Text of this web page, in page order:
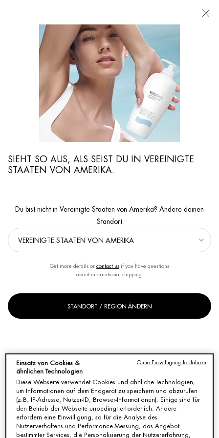
Ich suche nach ...
ECO BEAUTY SCORE
BIOTHERMSETZT SICH DAFÜR
EIN, DIE
UMWELTAUSWIRKUNGEN
SEINER PRODUKTE
KONTINUIERLICH ZU
Initiative, die über 70 Unternehmen und Verbände der
Kosmetikbranche zusammenbringt, um Verbraucherinnen und
Verbrauchern zu informierten Entscheidungen zu verhelfen. Dank
einer wissenschaftlich fundierten und unabhängig verifizierten
Messung des ökologischen Fußabdrucks können wir die
Umweltleistung Ihrer Lieblingsprodukte von
BIOTHERM
mit Ihnen
teilen.
Einsatz von Cookies &
ähnlichen Technologien
Diese Webseite verwendet Cookies und ähnliche Technologien,
um Informationen auf dem Endgerät zu speichern und abzurufen
(z.B. IP-Adresse, Nutzer-ID, Browser-Informationen). Einige sind für
den Betrieb der Webseite unbedingt erforderlich. Andere
erfordern eine Einwilligung, so für die Analyse des
Nutzerverhaltens und Performance-Messung, das Angebot
bestimmter Services, die Personalisierung der Nutzererfahrung,
Ohne Einwilligung fortfahren
SIEHT SO AUS, ALS SEIST DU IN VEREINIGTE
STAATEN VON AMERIKA.
Du bist nicht in Vereinigte Staaten von Amerika? Ändere deinen
Standort
Get more details or contact us if you have questions
about international shipping.
STANDORT / REGION ÄNDERN